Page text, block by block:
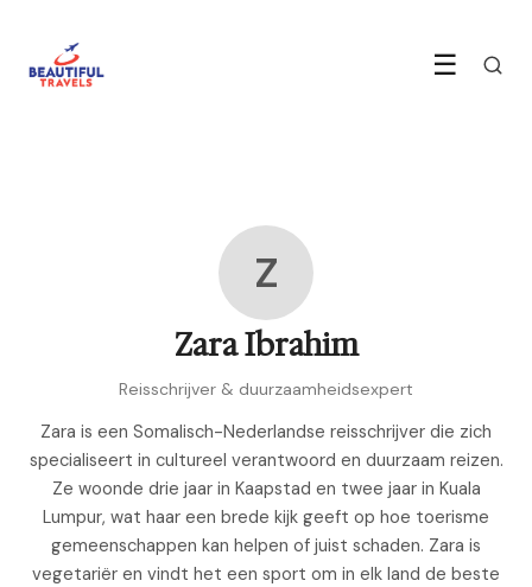
☰
Z
Zara Ibrahim
Reisschrijver & duurzaamheidsexpert
Zara is een Somalisch-Nederlandse reisschrijver die zich
specialiseert in cultureel verantwoord en duurzaam reizen.
Ze woonde drie jaar in Kaapstad en twee jaar in Kuala
Lumpur, wat haar een brede kijk geeft op hoe toerisme
gemeenschappen kan helpen of juist schaden. Zara is
vegetariër en vindt het een sport om in elk land de beste